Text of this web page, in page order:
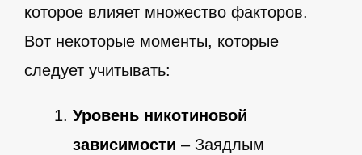
которое влияет множество факторов.
Вот некоторые моменты, которые
следует учитывать:
Уровень никотиновой
зависимости – Заядлым